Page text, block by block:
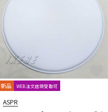
新品 WEB注文店頭受取可
ASPR